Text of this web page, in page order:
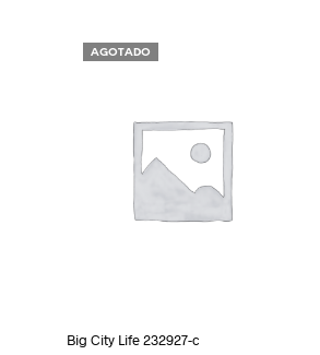
AGOTADO
Big City Life 232927-c